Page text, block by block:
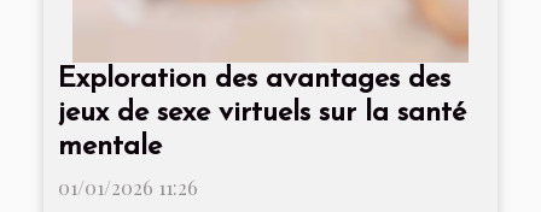
Exploration des avantages des
jeux de sexe virtuels sur la santé
mentale
01/01/2026 11:26